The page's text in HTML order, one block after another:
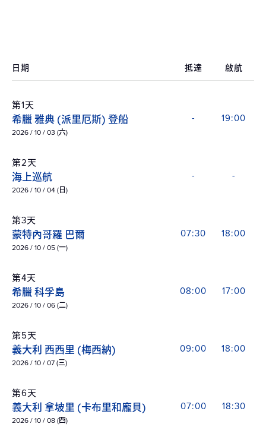
日期 抵達 啟航
第1天
希臘 雅典 (派里厄斯) 登船
2026 / 10 / 03 (六)
- 19:00
第2天
海上巡航
2026 / 10 / 04 (日)
- -
第3天
蒙特內哥羅 巴爾
2026 / 10 / 05 (一)
07:30 18:00
第4天
希臘 科孚島
2026 / 10 / 06 (二)
08:00 17:00
第5天
義大利 西西里 (梅西納)
2026 / 10 / 07 (三)
09:00 18:00
第6天
義大利 拿坡里 (卡布里和龐貝)
2026 / 10 / 08 (四)
07:00 18:30